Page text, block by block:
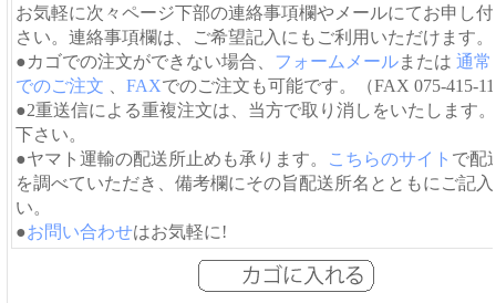
お気軽に次々ページ下部の連絡事項欄やメールにてお申し
さい。連絡事項欄は、ご希望記入にもご利用いただけます。
●カゴでの注文ができない場合、 フォームメールまたは 通常
でのご注文
FAXでのご注文も可能です。（FAX 075-415-
●2重送信による重複注文は、当方で取り消しをいたします
下さい。
●ヤマト運輸の配送所止めも承ります。
こちらのサイト で配
を調べていただき、備考欄にその旨配送所名とともにご記
い。
●お問い合わせはお気軽に!